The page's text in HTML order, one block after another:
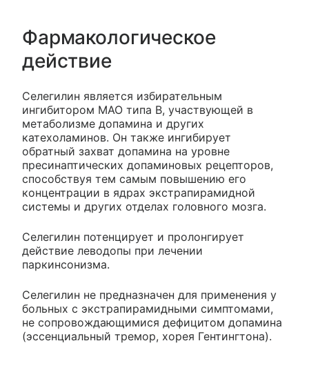
Фармакологическое
действие
Селегилин является избирательным
ингибитором МАО типа В, участвующей в
метаболизме допамина и других
катехоламинов. Он также ингибирует
обратный захват допамина на уровне
пресинаптических допаминовых рецепторов,
способствуя тем самым повышению его
концентрации в ядрах экстрапирамидной
системы и других отделах головного мозга.
Селегилин потенцирует и пролонгирует
действие леводопы при лечении
паркинсонизма.
Селегилин не предназначен для применения у
больных с экстрапирамидными симптомами,
не сопровождающимися дефицитом допамина
(эссенциальный тремор, хорея Гентингтона).